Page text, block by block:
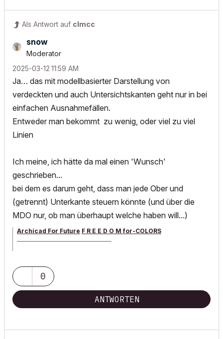
Als Antwort auf clmcc
snow
Moderator
‎2025-03-12 11:59 AM
Ja… das mit modellbasierter Darstellung von
verdeckten und auch Untersichtskanten geht nur in bei
einfachen Ausnahmefällen.
Entweder man bekommt zu wenig, oder viel zu viel
Linien
Ich meine, ich hätte da mal einen 'Wunsch'
geschrieben...
bei dem es darum geht, dass man jede Ober und
(getrennt) Unterkante steuern könnte (und über die
MDO nur, ob man überhaupt welche haben will...)
Archicad For Future F R E E D O M for-COLORS
0
ANTWORTEN